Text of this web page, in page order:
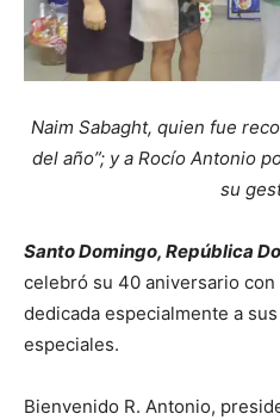
Naim Sabaght, quien fue
del año”; y a Rocío Antonio
su
Santo Domingo, República
celebró su 40 aniversario
dedicada especialmente a
especiales.
Bienvenido R. Antonio,